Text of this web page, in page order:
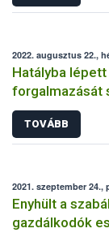
2022. augusztus 22.,
Hatályba
forgalmazását
TOVÁBB
2021. szeptember 24.,
Enyhült a
gazdálkodók